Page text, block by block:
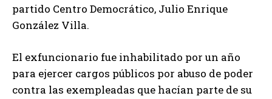
partido Centro Democrático, Julio Enrique
González Villa.
El exfuncionario fue inhabilitado por un año
para ejercer cargos públicos por abuso de poder
contra las exempleadas que hacían parte de su